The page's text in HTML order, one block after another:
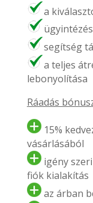
a
segítség
a teljes
lebonyolítása
Ráadás
15%
vásárlásából
igény
fiók kialakítás
az árban